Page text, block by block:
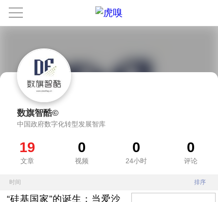
数旗智酷©
中国政府数字化转型发展智库
19
文章
0
视频
0
24小时
0
评论
时间 排序
“硅基国家”的诞生：当爱沙